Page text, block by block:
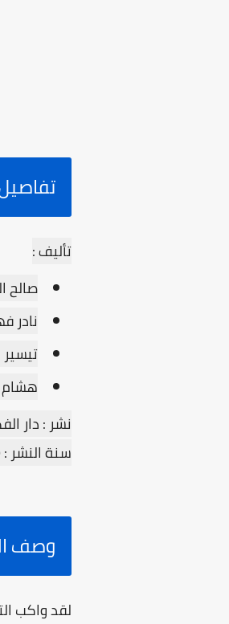
تأليف :
صالح
نادر
هشام
نشر : دار
سنة النشر : 1999
وصف
لقد واكب